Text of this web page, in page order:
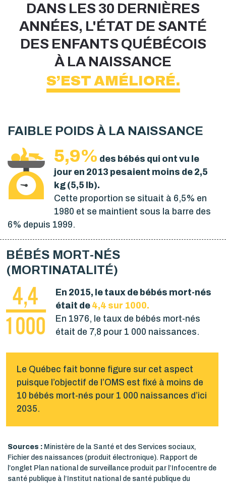
DANS LES 30 DERNIÈRES
ANNÉES, L'ÉTAT DE SANTÉ
DES ENFANTS QUÉBÉCOIS
À LA NAISSANCE
S’EST AMÉLIORÉ.
FAIBLE POIDS À LA NAISSANCE
5,9% des bébés qui ont vu le
jour en 2013 pesaient moins de 2,5
kg (5,5 lb).
Cette proportion se situait à 6,5% en
1980 et se maintient sous la barre des
6% depuis 1999.
BÉBÉS MORT-NÉS
(MORTINATALITÉ)
En 2015, le taux de bébés mort-nés
était de 4,4 sur 1000.
En 1976, le taux de bébés mort-nés
était de 7,8 pour 1 000 naissances.
Le Québec fait bonne figure sur cet aspect
puisque l’objectif de l’OMS est fixé à moins de
10 bébés mort-nés pour 1 000 naissances d’ici
2035.
Sources : Ministère de la Santé et des Services sociaux,
Fichier des naissances (produit électronique). Rapport de
l’onglet Plan national de surveillance produit par l’Infocentre de
santé publique à l’Institut national de santé publique du